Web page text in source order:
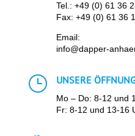
Tel.: +49 (0) 61 36
Fax: +49 (0) 61 36
Email:
info@dapper-
} UNSERE
Mo – Do: 8-12 und
Fr: 8-12 und 13-16